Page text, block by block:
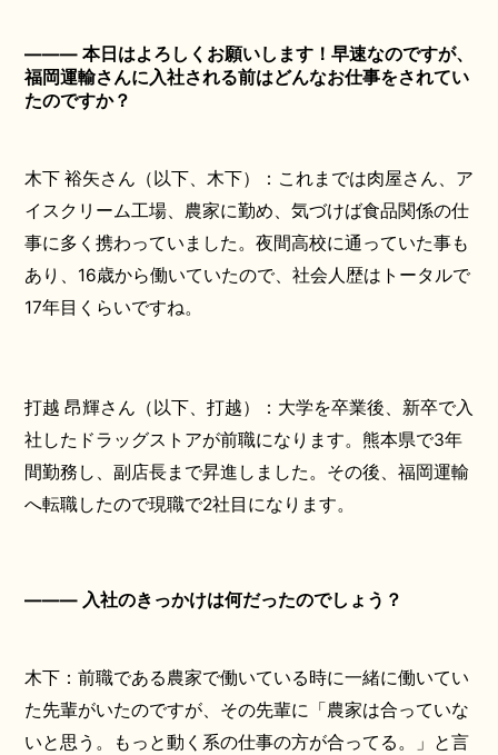
――― 本日はよろしくお願いします！早速なのですが、
福岡運輸さんに入社される前はどんなお仕事をされてい
たのですか？
木下 裕矢さん（以下、木下）：これまでは肉屋さん、ア
イスクリーム工場、農家に勤め、気づけば食品関係の仕
事に多く携わっていました。夜間高校に通っていた事も
あり、16歳から働いていたので、社会人歴はトータルで
17年目くらいですね。
打越 昂輝さん（以下、打越）：大学を卒業後、新卒で入
社したドラッグストアが前職になります。熊本県で3年
間勤務し、副店長まで昇進しました。その後、福岡運輸
へ転職したので現職で2社目になります。
――― 入社のきっかけは何だったのでしょう？
木下：前職である農家で働いている時に一緒に働いてい
た先輩がいたのですが、その先輩に「農家は合っていな
いと思う。もっと動く系の仕事の方が合ってる。」と言